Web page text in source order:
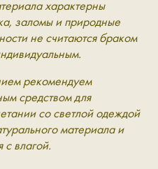
характерны
заломы и природные
не считаются браком
рекомендуем
средством для
со светлой одеждой
материала и
с влагой.